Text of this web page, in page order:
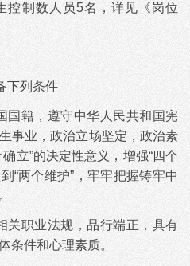
控制数人员5名，详见《岗位
下列条件
国籍，遵守中华人民共和国宪
事业，政治立场坚定，政治素
立”的决定性意义，增强“四个
“两个维护”，牢牢把握铸牢中
关职业法规，品行端正，具有
条件和心理素质。